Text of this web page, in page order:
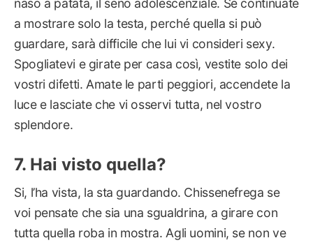
a mostrare solo la testa, perché quella si può
guardare, sarà difficile che lui vi consideri sexy.
Spogliatevi e girate per casa così, vestite solo dei
vostri difetti. Amate le parti peggiori, accendete la
luce e lasciate che vi osservi tutta, nel vostro
splendore.
Hai visto quella?
Si, l’ha vista, la sta guardando. Chissenefrega se
voi pensate che sia una sgualdrina, a girare con
tutta quella roba in mostra. Agli uomini, se non ve